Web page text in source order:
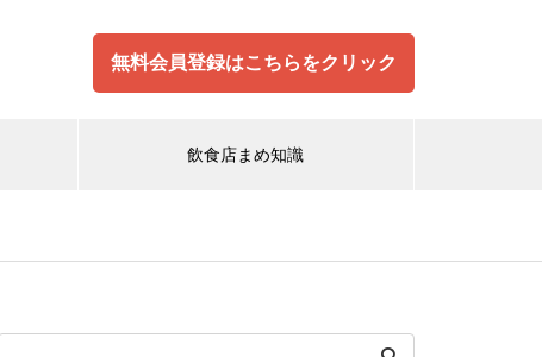
無料会員登録はこちらをクリック
飲食店まめ知識